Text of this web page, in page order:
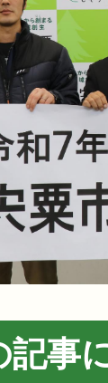
記事